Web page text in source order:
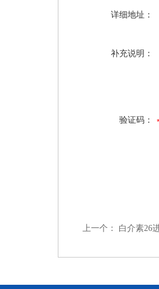
详细地址：
补充说明：
验证码：
上一个： 白介素26